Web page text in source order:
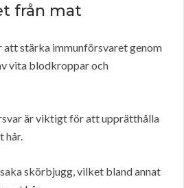
från mat
stärka immunförsvaret genom
vita blodkroppar och
är viktigt för att upprätthålla
hår.
skörbjugg, vilket bland annat